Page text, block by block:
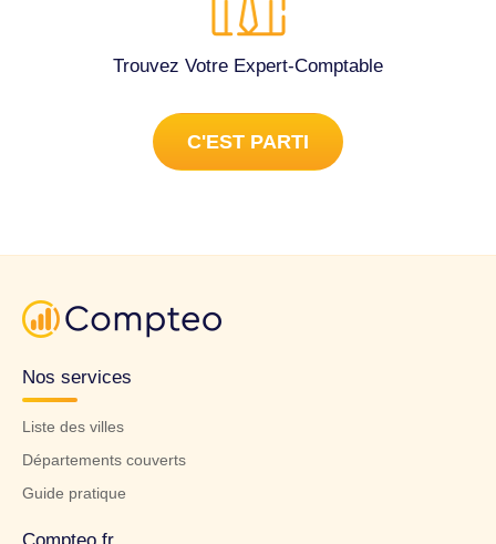
Trouvez Votre Expert-Comptable
C'EST PARTI
Nos services
Liste des villes
Départements couverts
Guide pratique